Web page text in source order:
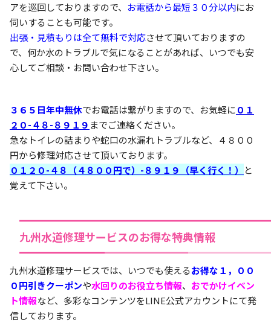
アを巡回しておりますので、 お電話から最短３０分以内にお
伺いすることも可能です。
出張・見積もりは全て無料で対応させて頂いておりますの
で、何か水のトラブルで気になることがあれば、いつでも安
心してご相談・お問い合わせ下さい。
３６５日年中無休でお電話は繋がりますので、お気軽に０１
２０-４８-８９１９ までご連絡ください。
急なトイレの詰まりや蛇口の水漏れトラブルなど、４８００
円から修理対応させて頂いております。
０１２０-４８（４８００円で）-８９１９（早く行く！）
と
覚えて下さい。
九州水道修理サービスのお得な特典情報
九州水道修理サービスでは、いつでも使えるお得な１，００
０円引きクーポンや水回りのお役立ち情報、 おでかけイベン
ト情報など、多彩なコンテンツをLINE公式アカウントにて発
信しております。